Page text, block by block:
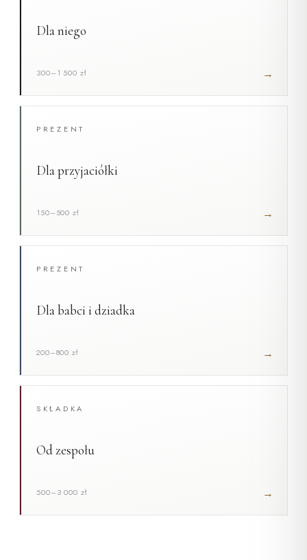
Dla niego
300–1 500 zł →
PREZENT
Dla przyjaciółki
150–500 zł →
PREZENT
Dla babci i dziadka
200–800 zł →
SKŁADKA
Od zespołu
500–3 000 zł →